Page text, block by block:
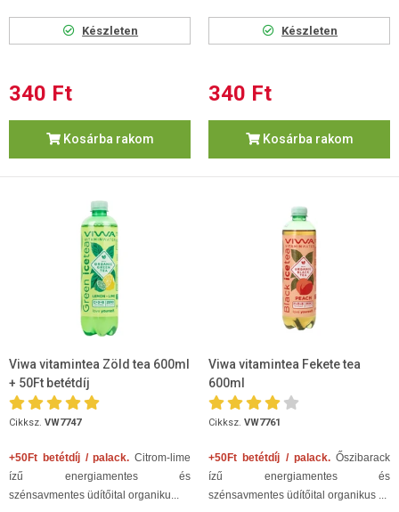
Készleten
340 Ft
Kosárba rakom
Készleten
340 Ft
Kosárba rakom
Viwa vitamintea Zöld tea 600ml
+ 50Ft betétdíj
Cikksz. VW7747
+50Ft betétdíj / palack. Citrom-lime
ízű energiamentes és
szénsavmentes üdítőital organiku...
Viwa vitamintea Fekete tea
600ml
Cikksz. VW7761
+50Ft betétdíj / palack.Őszibarack
ízű energiamentes és
szénsavmentes üdítőital organikus ...